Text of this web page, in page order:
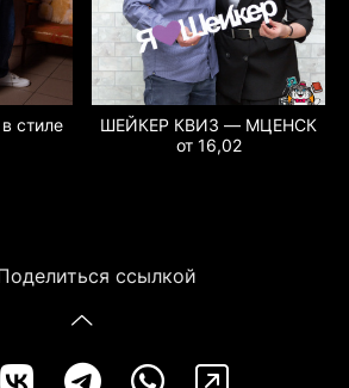
стиле
ШЕЙКЕР КВИЗ — МЦЕНСК
от 16,02
ссылкой